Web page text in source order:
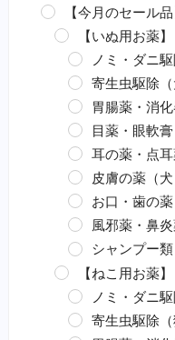
【今月のセール品
【いぬ用お薬】
ノミ・ダニ駆
寄生虫駆除（
胃腸薬・消化
目薬・眼軟膏
耳の薬・点耳
皮膚の薬（犬
お口・歯の薬
風邪薬・鼻炎
シャンプー類
【ねこ用お薬】
ノミ・ダニ駆
寄生虫駆除（